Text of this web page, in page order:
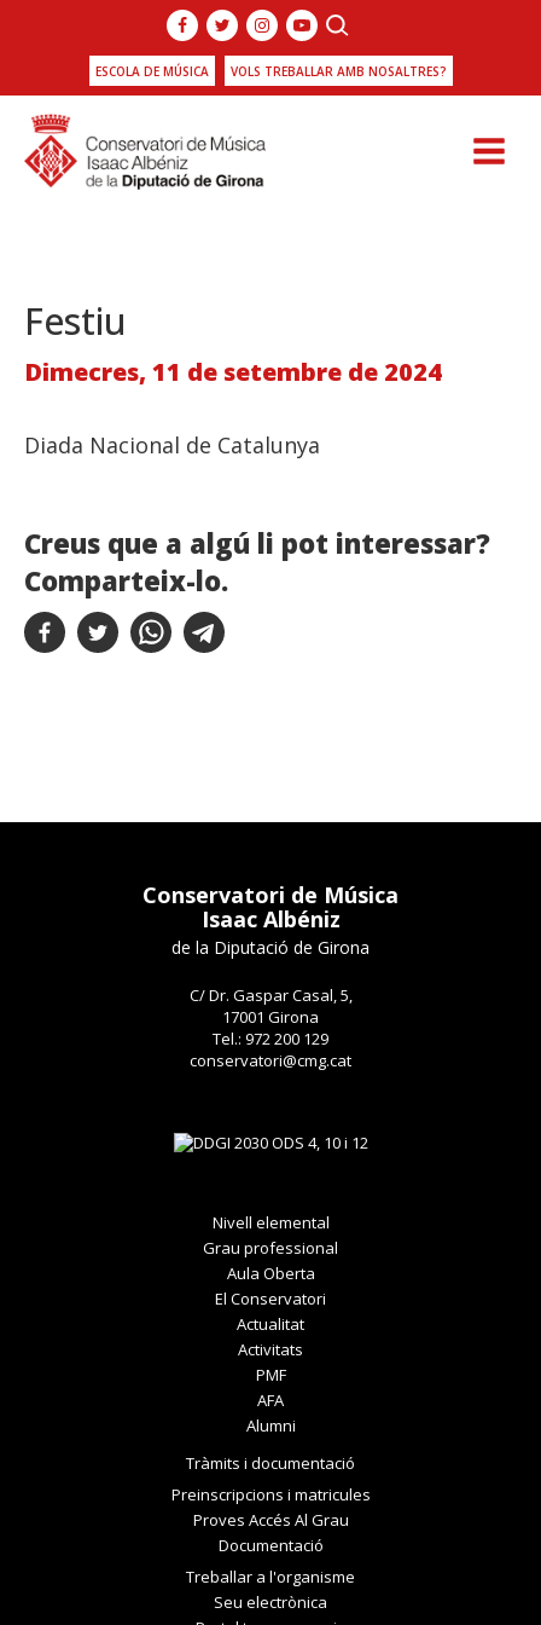
ESCOLA DE MÚSICA VOLS TREBALLAR AMB NOSALTRES?
Festiu
Dimecres, 11 de setembre de 2024
Diada Nacional de Catalunya
Creus que a algú li pot interessar?
Comparteix-lo.
Conservatori de Música
Isaac Albéniz
de la Diputació de Girona
C/ Dr. Gaspar Casal, 5,
17001 Girona
Tel.: 972 200 129
conservatori@cmg.cat
Nivell elemental
Grau professional
Aula Oberta
El Conservatori
Actualitat
Activitats
PMF
AFA
Alumni
Tràmits i documentació
Preinscripcions i matricules
Proves Accés Al Grau
Documentació
Treballar a l'organisme
Seu electrònica